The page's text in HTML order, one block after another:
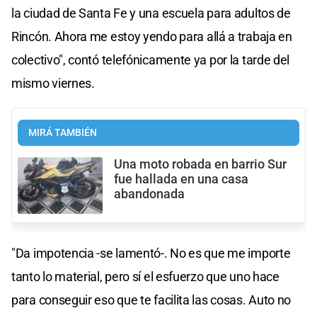
la ciudad de Santa Fe y una escuela para adultos de
Rincón. Ahora me estoy yendo para allá a trabaja en
colectivo", contó telefónicamente ya por la tarde del
mismo viernes.
MIRÁ TAMBIÉN
Una moto robada en barrio Sur
fue hallada en una casa
abandonada
"Da impotencia -se lamentó-. No es que me importe
tanto lo material, pero sí el esfuerzo que uno hace
para conseguir eso que te facilita las cosas. Auto no